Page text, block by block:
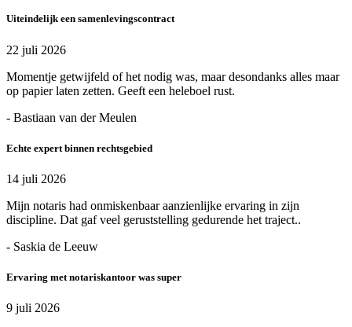
Uiteindelijk een samenlevingscontract
22 juli 2026
Momentje getwijfeld of het nodig was, maar desondanks alles maar
op papier laten zetten. Geeft een heleboel rust.
- Bastiaan van der Meulen
Echte expert binnen rechtsgebied
14 juli 2026
Mijn notaris had onmiskenbaar aanzienlijke ervaring in zijn
discipline. Dat gaf veel geruststelling gedurende het traject..
- Saskia de Leeuw
Ervaring met notariskantoor was super
9 juli 2026